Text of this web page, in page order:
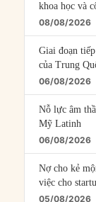
khoa học và
08/08/2026
Giai đoạn
của Trung
06/08/2026
Nỗ lực âm
Mỹ Latinh
06/08/2026
Nợ cho kẻ
việc cho
05/08/2026